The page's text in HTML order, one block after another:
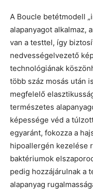
A Boucle betétmodell
alapanyagot alkalmaz,
van a testtel, így
nedvességelvezető
technológiának
több száz mosás után
megfelelő
természetes
képessége véd a
egyaránt, fokozza a
hipoallergén kezelése
baktériumok
pedig hozzájárulnak a
alapanyag